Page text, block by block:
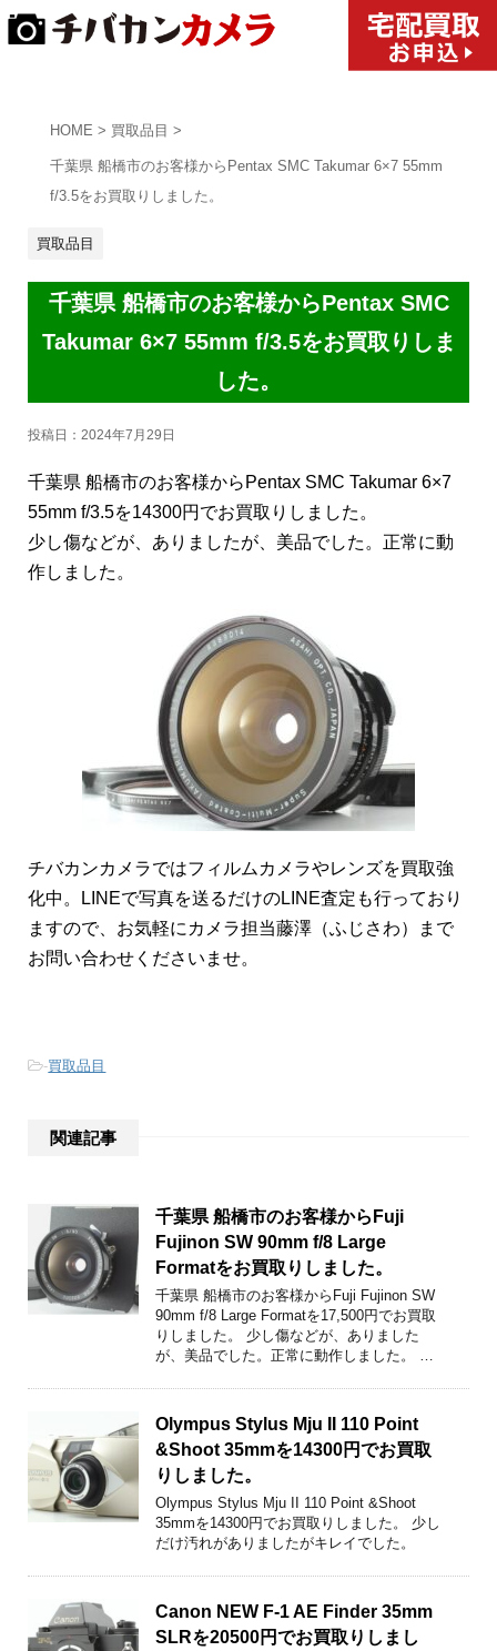
HOME > 買取品目 >
千葉県 船橋市のお客様からPentax SMC Takumar 6×7 55mm
f/3.5をお買取りしました。
買取品目
千葉県 船橋市のお客様からPentax SMC
Takumar 6×7 55mm f/3.5をお買取りしま
した。
投稿日： 2024年7月29日
千葉県 船橋市のお客様からPentax SMC Takumar 6×7
55mm f/3.5を14300円でお買取りしました。
少し傷などが、ありましたが、美品でした。正常に動
作しました。
チバカンカメラではフィルムカメラやレンズを買取強
化中。LINEで写真を送るだけのLINE査定も行っており
ますので、お気軽にカメラ担当藤澤（ふじさわ）まで
お問い合わせくださいませ。
-買取品目
関連記事
千葉県 船橋市のお客様からFuji
Fujinon SW 90mm f/8 Large
Formatをお買取りしました。
千葉県 船橋市のお客様からFuji Fujinon SW
90mm f/8 Large Formatを17,500円でお買取
りしました。 少し傷などが、ありました
が、美品でした。正常に動作しました。 …
Olympus Stylus Mju II 110 Point
&Shoot 35mmを14300円でお買取
りしました。
Olympus Stylus Mju II 110 Point &Shoot
35mmを14300円でお買取りしました。 少し
だけ汚れがありましたがキレイでした。
Canon NEW F-1 AE Finder 35mm
SLRを20500円でお買取りしまし